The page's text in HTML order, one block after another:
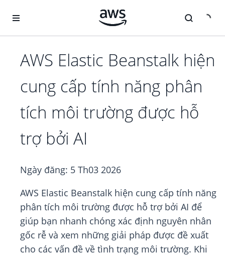
AWS Elastic Beanstalk hiện
cung cấp tính năng phân
tích môi trường được hỗ
trợ bởi AI
Ngày đăng: 5 Th03 2026
AWS Elastic Beanstalk hiện cung cấp tính năng
phân tích môi trường được hỗ trợ bởi AI để
giúp bạn nhanh chóng xác định nguyên nhân
gốc rễ và xem những giải pháp được đề xuất
cho các vấn đề về tình trạng môi trường. Khi